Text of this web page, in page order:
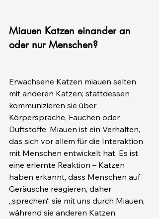
Miauen Katzen einander an
oder nur Menschen?
Erwachsene Katzen miauen selten
mit anderen Katzen; stattdessen
kommunizieren sie über
Körpersprache, Fauchen oder
Duftstoffe. Miauen ist ein Verhalten,
das sich vor allem für die Interaktion
mit Menschen entwickelt hat. Es ist
eine erlernte Reaktion – Katzen
haben erkannt, dass Menschen auf
Geräusche reagieren, daher
„sprechen“ sie mit uns durch Miauen,
während sie anderen Katzen